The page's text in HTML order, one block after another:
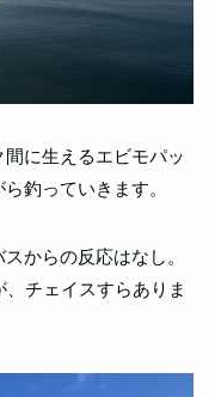
に生えるエビモパッ
釣っていきます。
からの反応はなし。
チェイスすらありま